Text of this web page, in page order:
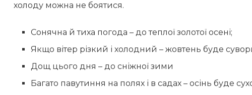
холоду можна не боятися.
Сонячна й тиха погода – до теплої золотої осені;
Якщо вітер різкий і холодний – жовтень буде
Дощ цього дня – до сніжної зими
Багато павутиння на полях і в садах – осінь буде